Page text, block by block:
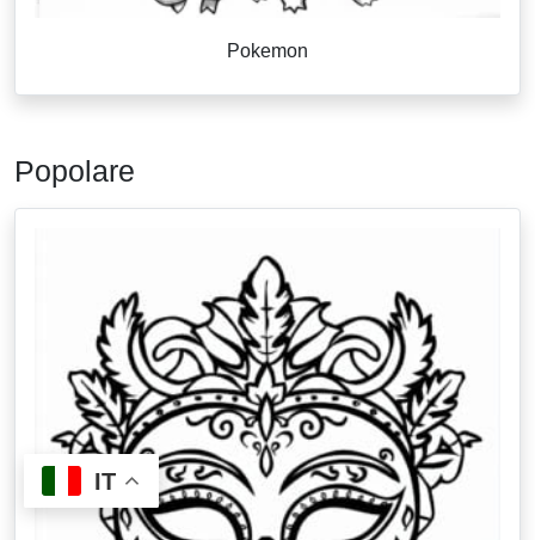
Pokemon
Popolare
IT